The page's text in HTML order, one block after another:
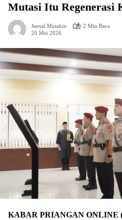
Mutasi Itu Regenerasi
Jaenal Mutakin
2 Min Baca
20 Mei 2026
KABAR PRIANGAN ONLINE